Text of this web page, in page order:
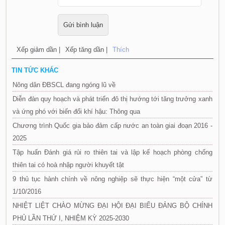
Xếp giảm dần | Xếp tăng dần | Thích
TIN TỨC KHÁC
Nông dân ĐBSCL đang ngóng lũ về
Diễn đàn quy hoạch và phát triển đô thị hướng tới tăng trưởng xanh
và ứng phó với biến đổi khí hậu: Thông qua
Chương trình Quốc gia bảo đảm cấp nước an toàn giai đoạn 2016 -
2025
Tập huấn Đánh giá rủi ro thiên tai và lập kế hoạch phòng chống
thiên tai có hoà nhập người khuyết tật
9 thủ tục hành chính về nông nghiệp sẽ thực hiện “một cửa” từ
1/10/2016
NHIỆT LIỆT CHÀO MỪNG ĐẠI HỘI ĐẠI BIỂU ĐẢNG BỘ CHÍNH
PHỦ LẦN THỨ I, NHIỆM KỲ 2025-2030